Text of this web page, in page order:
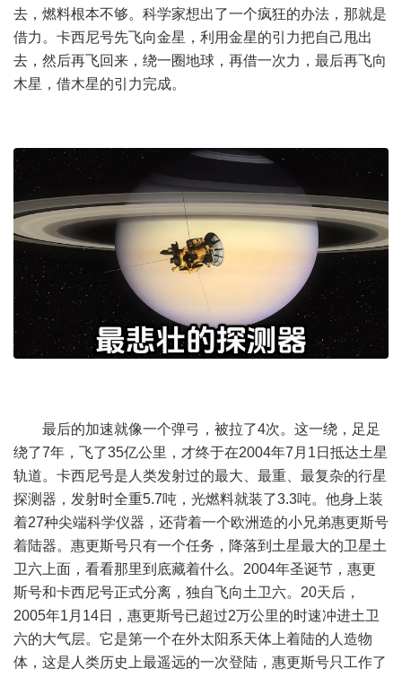
去，燃料根本不够。科学家想出了一个疯狂的办法，那就是
借力。卡西尼号先飞向金星，利用金星的引力把自己甩出
去，然后再飞回来，绕一圈地球，再借一次力，最后再飞向
木星，借木星的引力完成。
最后的加速就像一个弹弓，被拉了4次。这一绕，足足
绕了7年，飞了35亿公里，才终于在2004年7月1日抵达土星
轨道。卡西尼号是人类发射过的最大、最重、最复杂的行星
探测器，发射时全重5.7吨，光燃料就装了3.3吨。他身上装
着27种尖端科学仪器，还背着一个欧洲造的小兄弟惠更斯号
着陆器。惠更斯号只有一个任务，降落到土星最大的卫星土
卫六上面，看看那里到底藏着什么。2004年圣诞节，惠更
斯号和卡西尼号正式分离，独自飞向土卫六。20天后，
2005年1月14日，惠更斯号已超过2万公里的时速冲进土卫
六的大气层。它是第一个在外太阳系天体上着陆的人造物
体，这是人类历史上最遥远的一次登陆，惠更斯号只工作了